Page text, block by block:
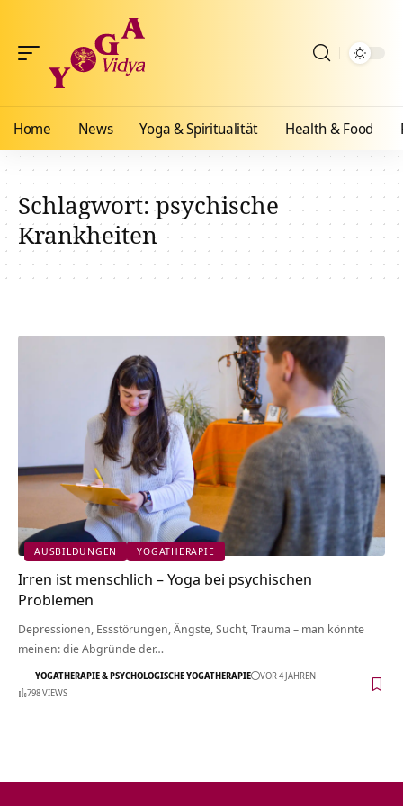
Home News Yoga & Spiritualität Health & Food
Schlagwort:psychische
Krankheiten
AUSBILDUNGEN YOGATHERAPIE
Irren ist menschlich – Yoga bei psychischen
Problemen
Depressionen, Essstörungen, Ängste, Sucht, Trauma – man könnte
meinen: die Abgründe der…
YOGATHERAPIE & PSYCHOLOGISCHE YOGATHERAPIE
VOR 4 JAHREN
798 VIEWS